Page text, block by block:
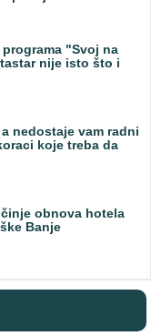
"Svoj na
nije isto što i
nedostaje vam radni
koje treba da
obnova hotela
Banje